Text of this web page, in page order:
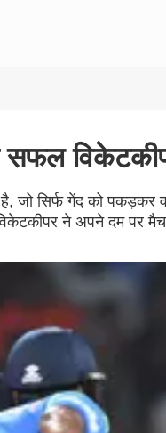
सफल
सिर्फ गेंद को पकड़कर
ने अपने दम पर